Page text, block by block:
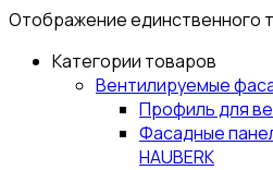
Отображение единственного
Категории товаров
Вентилируемые
Профиль для
Фасадные
HAUBERK